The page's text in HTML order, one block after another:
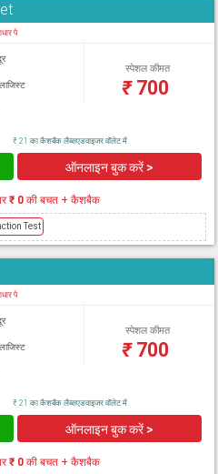
पे
स्पेशल कीमत
₹700
₹ 21 का कैशबैक लैब्सएडवाइजर वॉलेट में
ऑनलाइन बुक करें >
₹ 0की बचत + कैशबैक
Test
पे
स्पेशल कीमत
₹700
₹ 21 का कैशबैक लैब्सएडवाइजर वॉलेट में
ऑनलाइन बुक करें >
₹ 0की बचत + कैशबैक